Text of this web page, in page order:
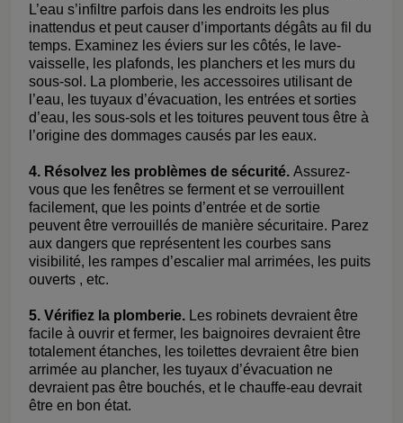
L’eau s’infiltre parfois dans les endroits les plus
inattendus et peut causer d’importants dégâts au fil du
temps. Examinez les éviers sur les côtés, le lave-
vaisselle, les plafonds, les planchers et les murs du
sous-sol. La plomberie, les accessoires utilisant de
l’eau, les tuyaux d’évacuation, les entrées et sorties
d’eau, les sous-sols et les toitures peuvent tous être à
l’origine des dommages causés par les eaux.
4. Résolvez les problèmes de sécurité.Assurez-
vous que les fenêtres se ferment et se verrouillent
facilement, que les points d’entrée et de sortie
peuvent être verrouillés de manière sécuritaire. Parez
aux dangers que représentent les courbes sans
visibilité, les rampes d’escalier mal arrimées, les puits
ouverts , etc.
5. Vérifiez la plomberie. Les robinets devraient être
facile à ouvrir et fermer, les baignoires devraient être
totalement étanches, les toilettes devraient être bien
arrimée au plancher, les tuyaux d’évacuation ne
devraient pas être bouchés, et le chauffe-eau devrait
être en bon état.